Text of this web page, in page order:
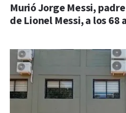
Murió Jorge Messi,
de Lionel Messi, a los 68